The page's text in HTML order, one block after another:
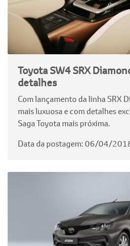
Toyota SW4 SRX
detalhes
Com lançamento da linha SRX
mais luxuosa e com detalhes
Saga Toyota mais próxima.
Data da postagem: 06/04/